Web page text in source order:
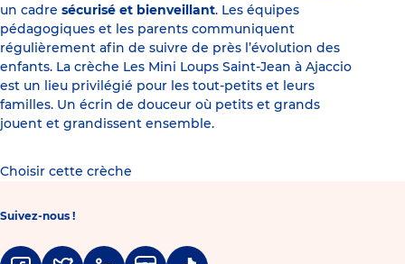
un cadre sécurisé et bienveillant. Les équipes
pédagogiques et les parents communiquent
régulièrement afin de suivre de près l’évolution des
enfants. La crèche Les Mini Loups Saint-Jean à Ajaccio
est un lieu privilégié pour les tout-petits et leurs
familles. Un écrin de douceur où petits et grands
jouent et grandissent ensemble.
Choisir cette crèche
Suivez-nous !